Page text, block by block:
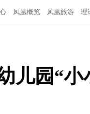
凤凰概览 凤凰旅游 理
儿园“